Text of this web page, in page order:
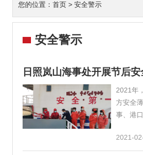
您的位置： 首页 > 安全警示
安全警示
日照岚山海事处开展节后
2021年
方安全
事、港
2021-